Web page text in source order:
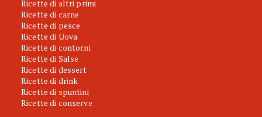
Ricette di altri primi
Ricette di carne
Ricette di pesce
Ricette di Uova
Ricette di contorni
Ricette di Salse
Ricette di dessert
Ricette di drink
Ricette di spuntini
Ricette di conserve